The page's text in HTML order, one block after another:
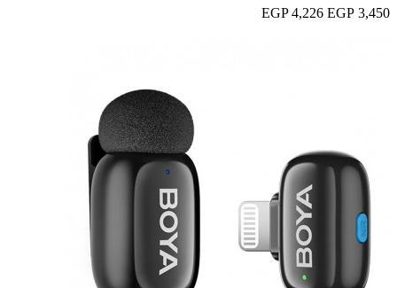
3,450 EGP
4,226 EGP